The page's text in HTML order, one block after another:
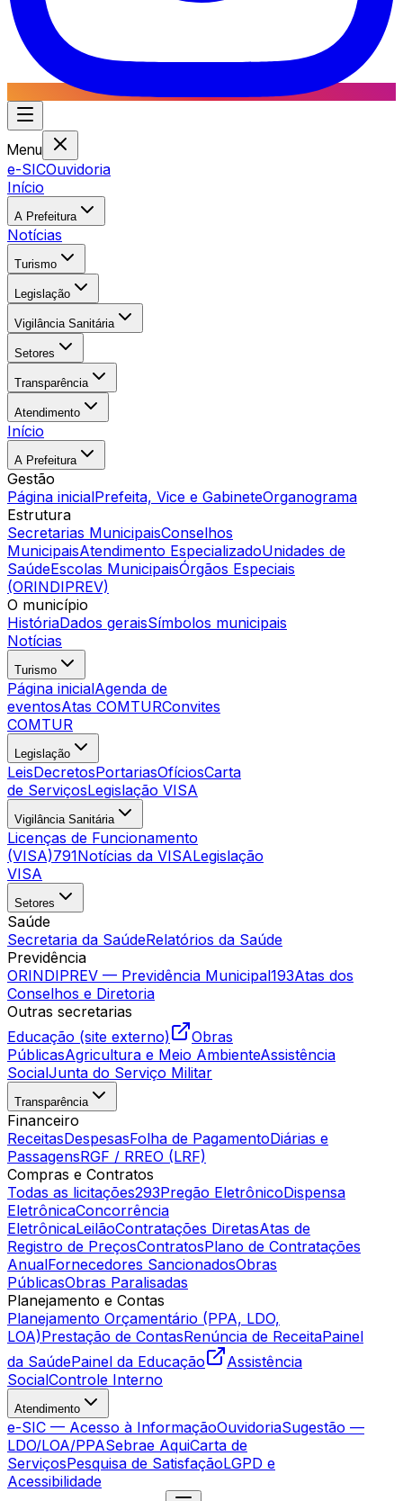
Menu
e-SICOuvidoria
Início
A Prefeitura
Notícias
Turismo
Legislação
Vigilância Sanitária
Setores
Transparência
Atendimento
Início
A Prefeitura
Gestão
Página inicialPrefeita, Vice e GabineteOrganograma
Estrutura
Secretarias MunicipaisConselhos
MunicipaisAtendimento EspecializadoUnidades de
SaúdeEscolas MunicipaisÓrgãos Especiais
(ORINDIPREV)
O município
HistóriaDados geraisSímbolos municipais
Notícias
Turismo
Página inicialAgenda de
eventosAtas COMTURConvites
COMTUR
Legislação
LeisDecretosPortariasOfíciosCarta
de ServiçosLegislação VISA
Vigilância Sanitária
Licenças de Funcionamento
(VISA)791Notícias da VISALegislação
VISA
Setores
Saúde
Secretaria da SaúdeRelatórios da Saúde
Previdência
ORINDIPREV — Previdência Municipal193Atas dos
Conselhos e Diretoria
Outras secretarias
Educação (site externo)
Obras
PúblicasAgricultura e Meio AmbienteAssistência
SocialJunta do Serviço Militar
Transparência
Financeiro
ReceitasDespesasFolha de PagamentoDiárias e
PassagensRGF / RREO (LRF)
Compras e Contratos
Todas as licitações293Pregão EletrônicoDispensa
EletrônicaConcorrência
EletrônicaLeilãoContratações DiretasAtas de
Registro de PreçosContratosPlano de Contratações
AnualFornecedores SancionadosObras
PúblicasObras Paralisadas
Planejamento e Contas
Planejamento Orçamentário (PPA, LDO,
LOA)Prestação de ContasRenúncia de ReceitaPainel
da SaúdePainel da Educação
Assistência
SocialControle Interno
Atendimento
e-SIC — Acesso à InformaçãoOuvidoriaSugestão —
LDO/LOA/PPASebrae AquiCarta de
ServiçosPesquisa de SatisfaçãoLGPD e
Acessibilidade